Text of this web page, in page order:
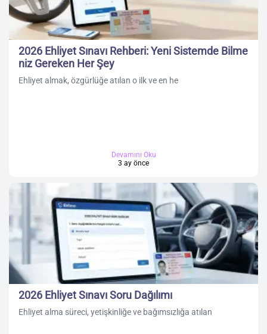
2026 Ehliyet Sınavı Rehberi: Yeni Sistemde Bilme
niz Gereken Her Şey
Ehliyet almak, özgürlüğe atılan o ilk ve en he
Devamını Oku
3 ay önce
2026 Ehliyet Sınavı Soru Dağılımı
Ehliyet alma süreci, yetişkinliğe ve bağımsızlığa atılan